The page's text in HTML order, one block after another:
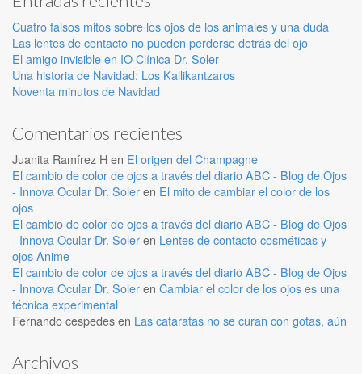
Cuatro falsos mitos sobre los ojos de los animales y una duda
Las lentes de contacto no pueden perderse detrás del ojo
El amigo invisible en IO Clínica Dr. Soler
Una historia de Navidad: Los Kallikantzaros
Noventa minutos de Navidad
Comentarios recientes
Juanita Ramírez Hen El origen del Champagne
El cambio de color de ojos a través del diario ABC - Blog de Ojos
- Innova Ocular Dr. Soleren El mito de cambiar el color de los
ojos
El cambio de color de ojos a través del diario ABC - Blog de Ojos
- Innova Ocular Dr. Soleren Lentes de contacto cosméticas y
ojos Anime
El cambio de color de ojos a través del diario ABC - Blog de Ojos
- Innova Ocular Dr. Soleren Cambiar el color de los ojos es una
técnica experimental
Fernando cespedesen Las cataratas no se curan con gotas, aún
Archivos